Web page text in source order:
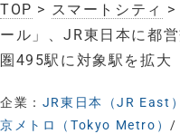
TOP > スマートシティ
ール」、JR東日本に都
圏495駅に対象駅を拡大
企業： JR東日本（JR East
京メトロ（Tokyo Metro）